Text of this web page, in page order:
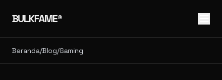
BULKFAME®
Beranda/Blog/Gaming